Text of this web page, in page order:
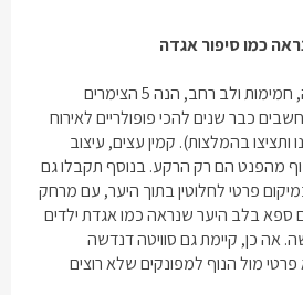
כמו סיפור אגדה
ואם כבר בענייני נוסטלגיה, חמימות ולב רחב, הנה 5 הצימרים
כבר שנים להכי פופולריים לאירוח
ותציצו בהמלצות). קמין עצים, עיצוב
מהפנט הם רק הרקע. בנוסף תקבלו גם
פרטי לחלוטין בתוך היער, עם מרחק
ספא בלב היער שנראה כמו אגדת ילדים
אה כן, קיימת גם סוויטה דנדשה
מול הנוף למפונקים שלא רוצים